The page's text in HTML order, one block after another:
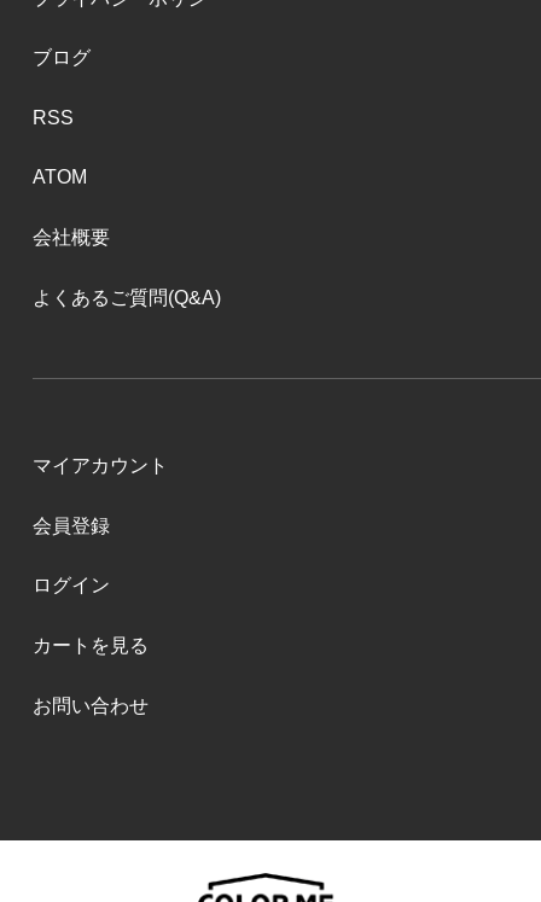
ブログ
RSS
ATOM
会社概要
よくあるご質問(Q&A)
マイアカウント
会員登録
ログイン
カートを見る
お問い合わせ